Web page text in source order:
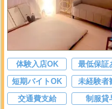
体験入店OK 最低保証
短期バイトOK
未経験者
交通費支給
制服貸